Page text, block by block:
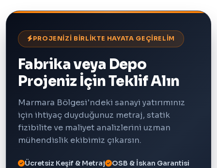
PROJENİZİ BİRLİKTE HAYATA GEÇİRELİM
Fabrika veya Depo
Projeniz İçin Teklif Alın
Marmara Bölgesi'ndeki sanayi yatırımınız
için ihtiyaç duyduğunuz metraj, statik
fizibilite ve maliyet analizlerini uzman
mühendislik ekibimiz çıkarsın.
Ücretsiz Keşif & Metraj
OSB & İskan Garantisi